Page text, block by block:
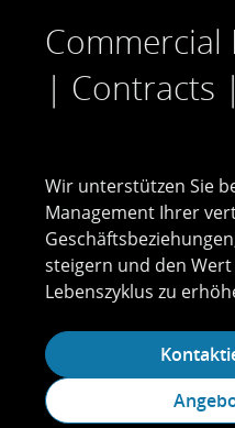
Commercial
| Contracts
Wir unterstützen Sie
Management Ihrer
steigern und den
Lebenszyklus zu